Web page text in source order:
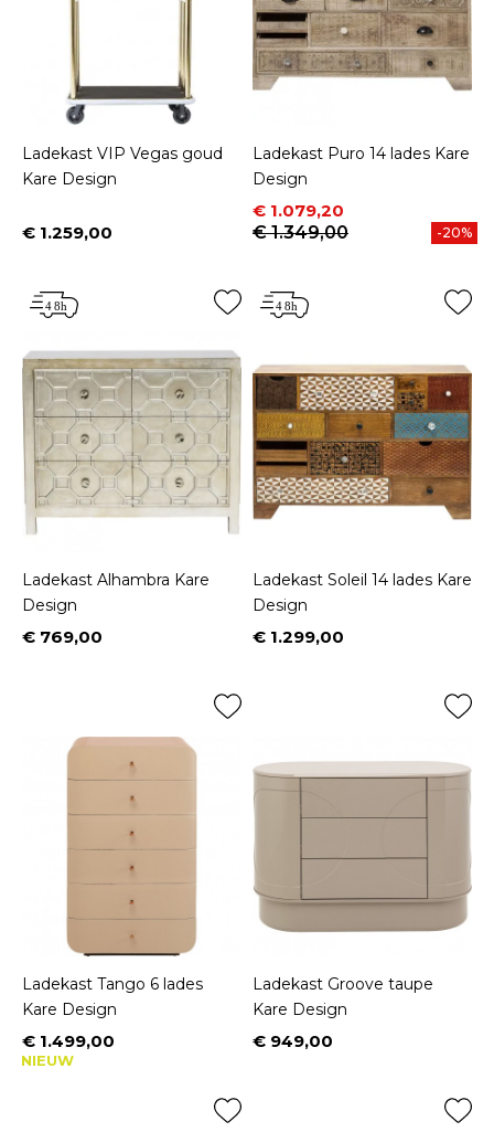
Ladekast VIP Vegas goud
Kare Design
Prijs
€ 1.259,00
Ladekast Puro 14 lades Kare
Design
Prijs
€ 1.079,20
Normale prijs
€ 1.349,00
-20%
Ladekast Alhambra Kare
Design
Prijs
€ 769,00
Ladekast Soleil 14 lades Kare
Design
Prijs
€ 1.299,00
Ladekast Tango 6 lades
Kare Design
Prijs
€ 1.499,00
NIEUW
Ladekast Groove taupe
Kare Design
Prijs
€ 949,00